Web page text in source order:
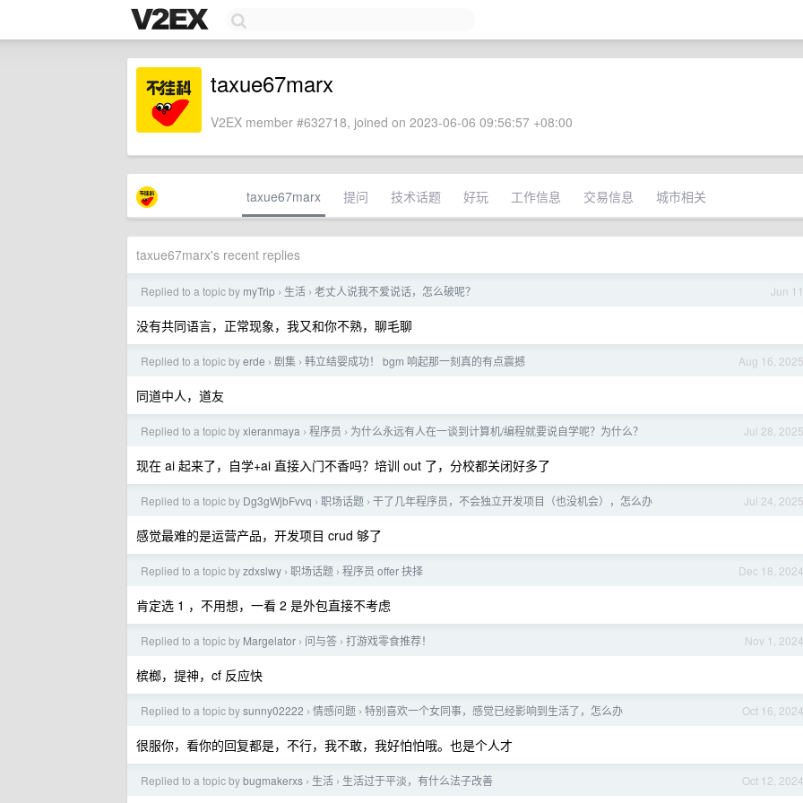
taxue67marx
V2EX member #632718, joined on 2023-06-06 09:56:57 +08:00
taxue67marx 提问 技术话题 好玩 工作信息 交易信息 城市相关
taxue67marx's recent replies
Jun 11
Replied to a topic by myTrip › 生活 › 老丈人说我不爱说话，怎么破呢？
没有共同语言，正常现象，我又和你不熟，聊毛聊
Aug 16, 2025
Replied to a topic byerde › 剧集 › 韩立结婴成功！ bgm 响起那一刻真的有点震撼
同道中人，道友
Jul 28, 2025
Replied to a topic byxieranmaya › 程序员 › 为什么永远有人在一谈到计算机/编程就要说自学呢？为什么？
现在 ai 起来了，自学+ai 直接入门不香吗？培训 out 了，分校都关闭好多了
Jul 24, 2025
Replied to a topic by Dg3gWjbFvvq › 职场话题 › 干了几年程序员，不会独立开发项目（也没机会），怎么办
感觉最难的是运营产品，开发项目 crud 够了
Dec 18, 2024
Replied to a topic byzdxslwy › 职场话题 › 程序员 offer 抉择
肯定选 1 ，不用想，一看 2 是外包直接不考虑
Nov 1, 2024
Replied to a topic by Margelator › 问与答 › 打游戏零食推荐！
槟榔，提神，cf 反应快
Oct 16, 2024
Replied to a topic bysunny02222 › 情感问题 › 特别喜欢一个女同事，感觉已经影响到生活了，怎么办
很服你，看你的回复都是，不行，我不敢，我好怕怕哦。也是个人才
Oct 12, 2024
Replied to a topic bybugmakerxs › 生活 › 生活过于平淡，有什么法子改善